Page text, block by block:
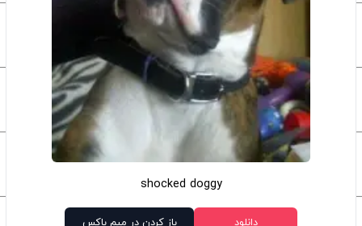
shocked doggy
دانلود باز کردن در میم باکس